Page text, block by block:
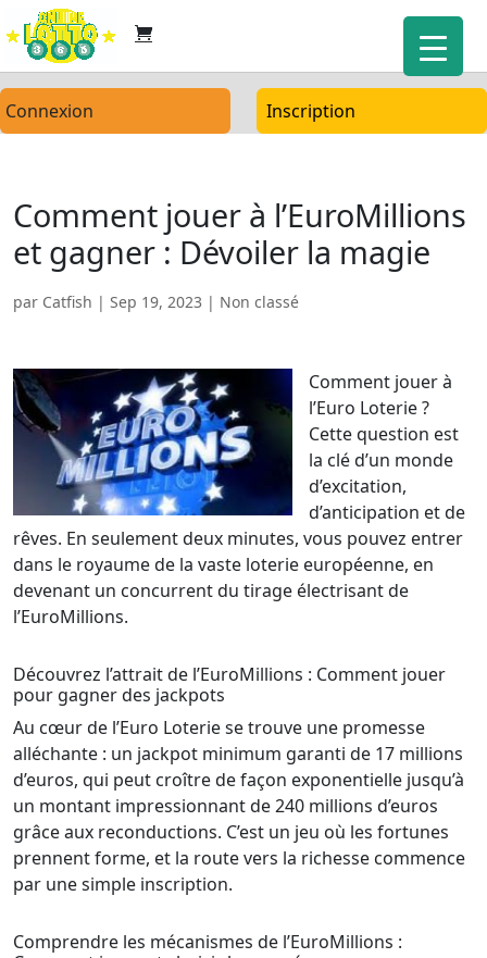
Connexion Inscription
Comment jouer à l’EuroMillions
et gagner : Dévoiler la magie
par Catfish | Sep 19, 2023 | Non classé
Comment jouer à
l’Euro Loterie ?
Cette question est
la clé d’un monde
d’excitation,
d’anticipation et de
rêves. En seulement deux minutes, vous pouvez entrer
dans le royaume de la vaste loterie européenne, en
devenant un concurrent du tirage électrisant de
l’EuroMillions.
Découvrez l’attrait de l’EuroMillions : Comment jouer
pour gagner des jackpots
Au cœur de l’Euro Loterie se trouve une promesse
alléchante : un jackpot minimum garanti de 17 millions
d’euros, qui peut croître de façon exponentielle jusqu’à
un montant impressionnant de 240 millions d’euros
grâce aux reconductions. C’est un jeu où les fortunes
prennent forme, et la route vers la richesse commence
par une simple inscription.
Comprendre les mécanismes de l’EuroMillions :